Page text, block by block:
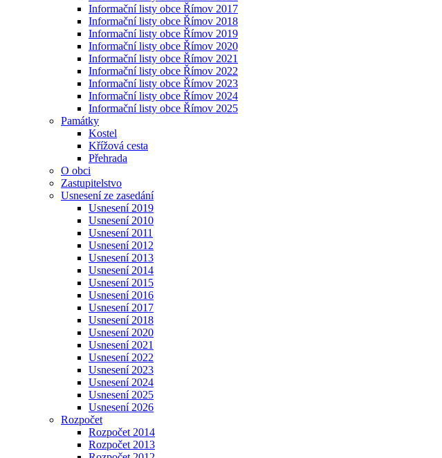
Informační listy obce Římov 2017
Informační listy obce Římov 2018
Informační listy obce Římov 2019
Informační listy obce Římov 2020
Informační listy obce Římov 2021
Informační listy obce Římov 2022
Informační listy obce Římov 2023
Informační listy obce Římov 2024
Informační listy obce Římov 2025
Památky
Kostel
Křížová cesta
Přehrada
O obci
Zastupitelstvo
Usnesení ze zasedání
Usnesení 2019
Usnesení 2010
Usnesení 2011
Usnesení 2012
Usnesení 2013
Usnesení 2014
Usnesení 2015
Usnesení 2016
Usnesení 2017
Usnesení 2018
Usnesení 2020
Usnesení 2021
Usnesení 2022
Usnesení 2023
Usnesení 2024
Usnesení 2025
Usnesení 2026
Rozpočet
Rozpočet 2014
Rozpočet 2013